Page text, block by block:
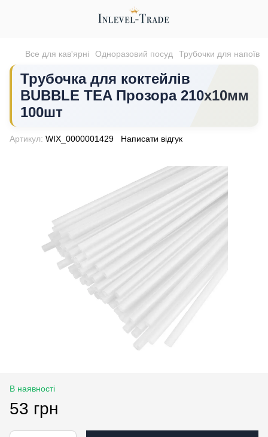
Все для кав'ярні Одноразовий посуд Трубочки для напоїв
Трубочка для коктейлів
BUBBLE TEA Прозора 210х10мм
100шт
Артикул: WIX_0000001429 Написати відгук
В наявності
53 грн